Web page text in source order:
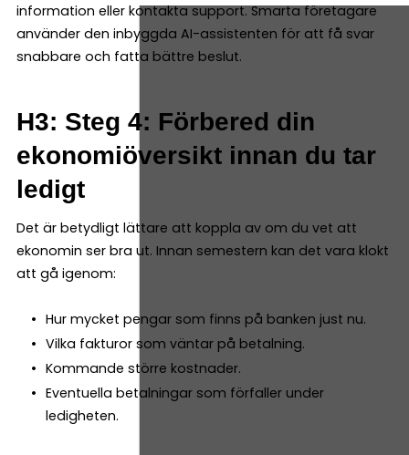
information eller kontakta support. Smarta företagare
använder den inbyggda AI-assistenten för att få svar
snabbare och fatta bättre beslut.
H3: Steg 4: Förbered din
ekonomiöversikt innan du tar
ledigt
Det är betydligt lättare att koppla av om du vet att
ekonomin ser bra ut. Innan semestern kan det vara klokt
att gå igenom:
Hur mycket pengar som finns på banken just nu.
Vilka fakturor som väntar på betalning.
Kommande större kostnader.
Eventuella betalningar som förfaller under
ledigheten.